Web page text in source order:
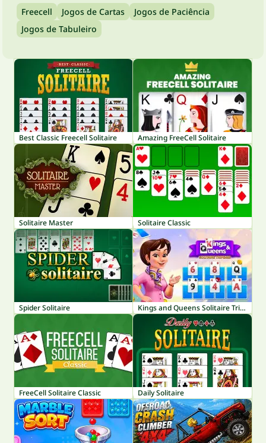
Freecell Jogos de Cartas
Jogos de Paciência
Jogos de Tabuleiro
Best Classic Freecell Solitaire Amazing FreeCell Solitaire
Solitaire Master Solitaire Classic
Spider Solitaire Kings and Queens Solitaire TriPeaks
FreeCell Solitaire Classic Daily Solitaire